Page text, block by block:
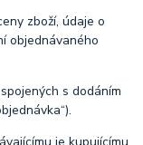
zboží, údaje o
objednávaného
s dodáním